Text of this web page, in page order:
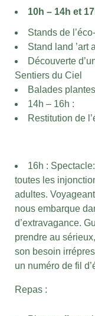
10h – 14h et
Stands de
Stand land ’art
Découverte
Sentiers du Ciel
Balades
14h – 16h :
Restitution de
16h : Spectacle:
toutes les
adultes.
nous embarque
d’extravagance.
prendre au
son besoin
un numéro de fil
Repas :